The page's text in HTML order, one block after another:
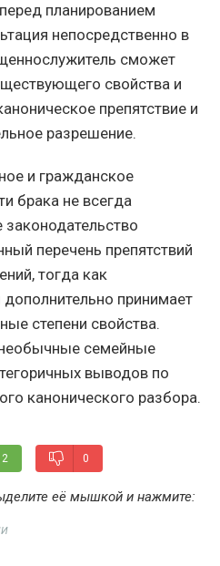
планированием
непосредственно в
сможет
свойства и
препятствие и
разрешение.
и гражданское
брака не всегда
перечень препятствий
тогда как
принимает
степени свойства.
семейные
выводов по
канонического разбора.
0
её мышкой и нажмите: